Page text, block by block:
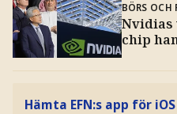
BÖRS OCH
Nvidias
chip
Hämta EFN:s app för